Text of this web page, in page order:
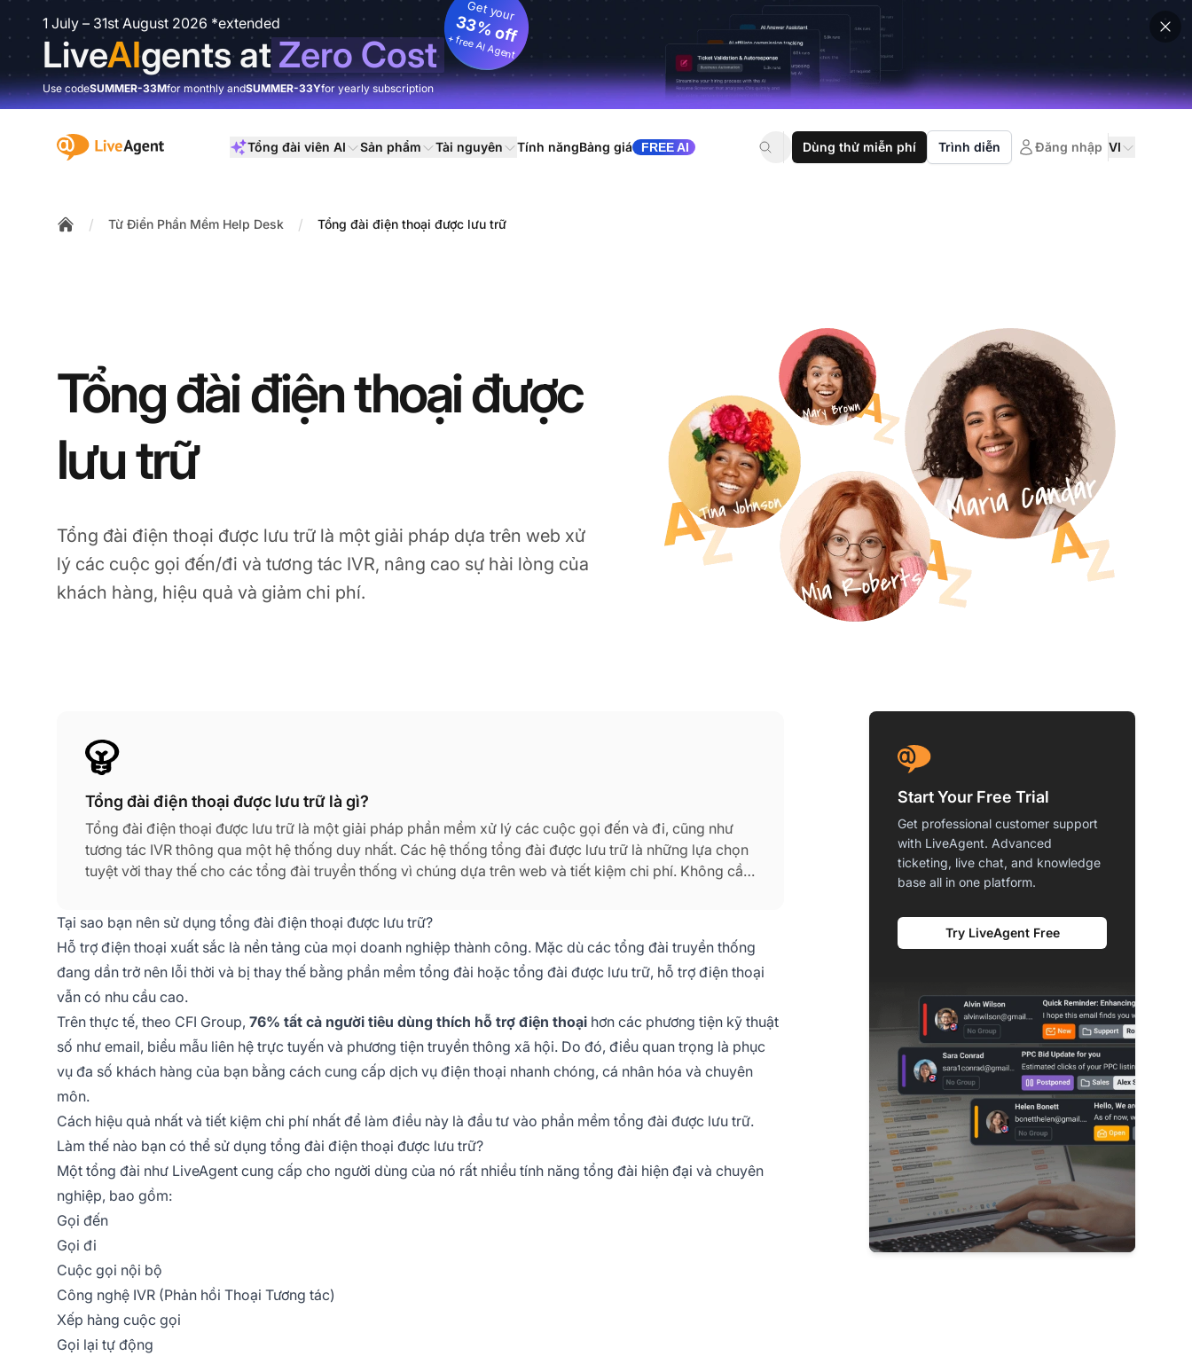
1 July – 31st August 2026 *extended
LiveAIgents atZero Cost
Get your
33% off
+ free AI Agent
Use codeSUMMER-33Mfor monthly andSUMMER-33Yfor yearly subscription
:site.title Tổng đài viên AI Sản phẩm Tài nguyên Tính năngBảng giá FREE AI Dùng thử miễn phí Trình diễn Đăng nhập VI
/ Từ Điển Phần Mềm Help Desk / Tổng đài điện thoại được lưu trữ
Tổng đài điện thoại được
lưu trữ
Tổng đài điện thoại được lưu trữ là một giải pháp dựa trên web xử
lý các cuộc gọi đến/đi và tương tác IVR, nâng cao sự hài lòng của
khách hàng, hiệu quả và giảm chi phí.
Tổng đài điện thoại được lưu trữ là gì?
Tổng đài điện thoại được lưu trữ là một giải pháp phần mềm xử lý các cuộc gọi đến và đi, cũng như
tương tác IVR thông qua một hệ thống duy nhất. Các hệ thống tổng đài được lưu trữ là những lựa chọn
tuyệt vời thay thế cho các tổng đài truyền thống vì chúng dựa trên web và tiết kiệm chi phí. Không cần
Tại sao bạn nên sử dụng tổng đài điện thoại được lưu trữ?
Hỗ trợ điện thoại xuất sắc là nền tảng của mọi doanh nghiệp thành công. Mặc dù các tổng đài truyền thống
đang dần trở nên lỗi thời và bị thay thế bằng phần mềm tổng đài hoặc tổng đài được lưu trữ, hỗ trợ điện thoại
vẫn có nhu cầu cao.
Trên thực tế, theo CFI Group, 76% tất cả người tiêu dùng thích hỗ trợ điện thoại hơn các phương tiện kỹ thuật
số như email, biểu mẫu liên hệ trực tuyến và phương tiện truyền thông xã hội. Do đó, điều quan trọng là phục
vụ đa số khách hàng của bạn bằng cách cung cấp dịch vụ điện thoại nhanh chóng, cá nhân hóa và chuyên
môn.
Cách hiệu quả nhất và tiết kiệm chi phí nhất để làm điều này là đầu tư vào phần mềm tổng đài được lưu trữ.
Làm thế nào bạn có thể sử dụng tổng đài điện thoại được lưu trữ?
Một tổng đài như LiveAgent cung cấp cho người dùng của nó rất nhiều tính năng tổng đài hiện đại và chuyên
nghiệp, bao gồm:
Gọi đến
Gọi đi
Cuộc gọi nội bộ
Công nghệ IVR (Phản hồi Thoại Tương tác)
Xếp hàng cuộc gọi
Gọi lại tự động
Start Your Free Trial
Get professional customer support
with LiveAgent. Advanced
ticketing, live chat, and knowledge
base all in one platform.
Try LiveAgent Free